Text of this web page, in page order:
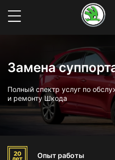
Замена
Полный спектр услуг по
и ремонту Шкода
Опыт работы